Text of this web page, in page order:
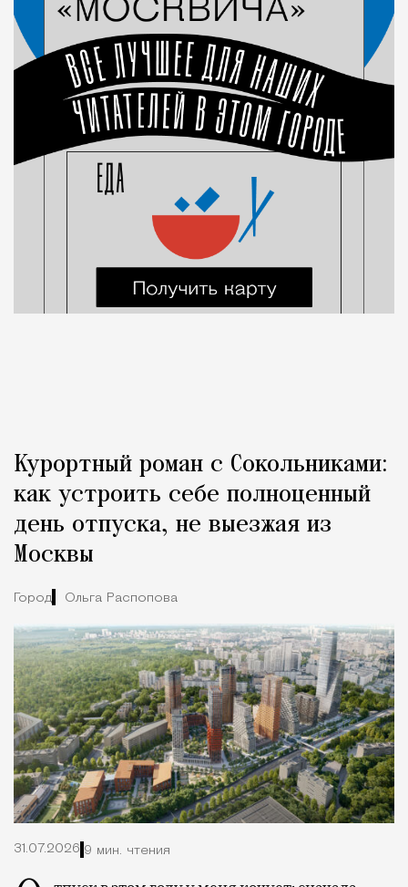
Курортный роман с Сокольниками:
как устроить себе полноценный
день отпуска, не выезжая из
Москвы
Город Ольга Распопова
31.07.2026 9 мин. чтения